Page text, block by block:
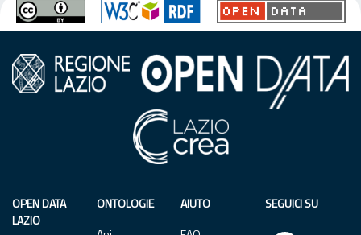
OPEN DATA
LAZIO
ONTOLOGIE
AIUTO
SEGUICI SU